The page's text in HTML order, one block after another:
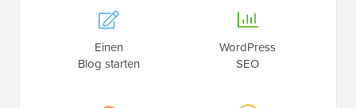
Einen
Blog starten
WordPress
SEO